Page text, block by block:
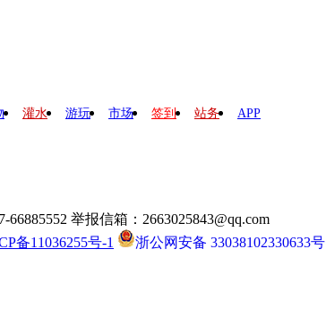
灌水 游玩 市场 签到 站务 APP
66885552 举报信箱：2663025843@qq.com
备11036255号-1 浙公网安备 33038102330633号